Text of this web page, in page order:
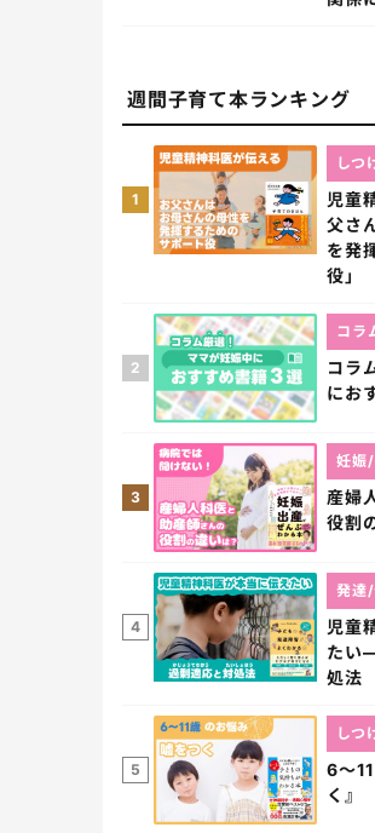
週間子育て本ランキング
1
児童
父さ
を発
役」
しつ
2
コラ
にお
コラ
3
産婦
役割
妊娠
4
児童
たい
処法
発達
5
6～
く』
しつ